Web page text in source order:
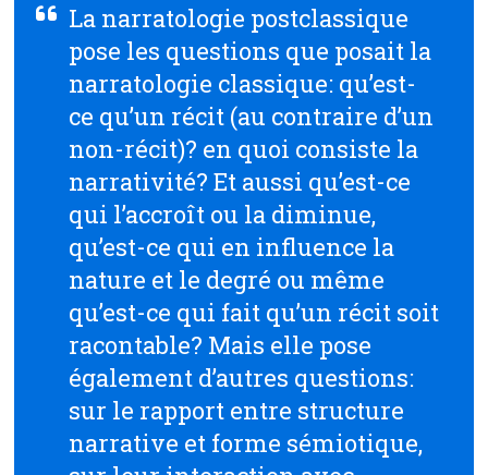
La narratologie postclassique
pose les questions que posait la
narratologie classique: qu’est-
ce qu’un récit (au contraire d’un
non-récit)? en quoi consiste la
narrativité? Et aussi qu’est-ce
qui l’accroît ou la diminue,
qu’est-ce qui en influence la
nature et le degré ou même
qu’est-ce qui fait qu’un récit soit
racontable? Mais elle pose
également d’autres questions:
sur le rapport entre structure
narrative et forme sémiotique,